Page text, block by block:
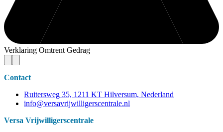
Verklaring Omtrent Gedrag
Contact
Ruitersweg 35, 1211 KT Hilversum, Nederland
info@versavrijwilligerscentrale.nl
Versa Vrijwilligerscentrale